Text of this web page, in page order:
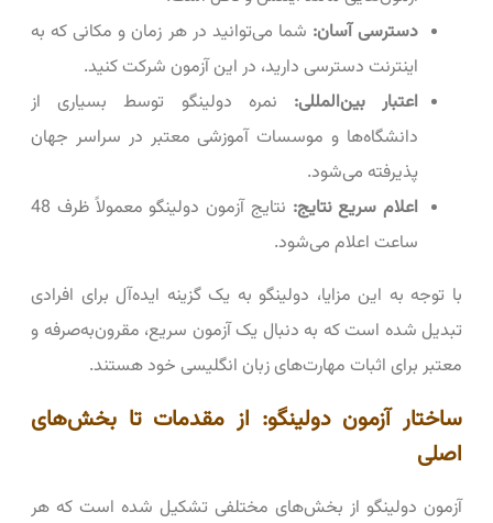
دسترسی آسان: شما می‌توانید در هر زمان و مکانی که به
اینترنت دسترسی دارید، در این آزمون شرکت کنید.
اعتبار بین‌المللی: نمره دولینگو توسط بسیاری از
دانشگاه‌ها و موسسات آموزشی معتبر در سراسر جهان
پذیرفته می‌شود.
اعلام سریع نتایج:
نتایج آزمون دولینگو معمولاً ظرف 48
ساعت اعلام می‌شود.
با توجه به این مزایا، دولینگو به یک گزینه ایده‌آل برای افرادی
تبدیل شده است که به دنبال یک آزمون سریع، مقرون‌به‌صرفه و
معتبر برای اثبات مهارت‌های زبان انگلیسی خود هستند.
ساختار آزمون دولینگو: از مقدمات تا بخش‌های
اصلی
آزمون دولینگو از بخش‌های مختلفی تشکیل شده است که هر